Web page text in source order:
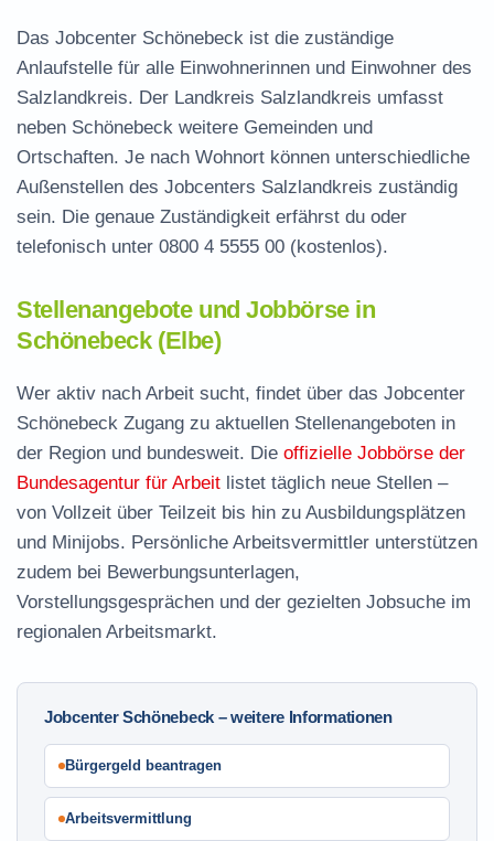
Das Jobcenter Schönebeck ist die zuständige
Anlaufstelle für alle Einwohnerinnen und Einwohner des
Salzlandkreis. Der Landkreis Salzlandkreis umfasst
neben Schönebeck weitere Gemeinden und
Ortschaften. Je nach Wohnort können unterschiedliche
Außenstellen des Jobcenters Salzlandkreis zuständig
sein. Die genaue Zuständigkeit erfährst du oder
telefonisch unter 0800 4 5555 00 (kostenlos).
Stellenangebote und Jobbörse in
Schönebeck (Elbe)
Wer aktiv nach Arbeit sucht, findet über das Jobcenter
Schönebeck Zugang zu aktuellen Stellenangeboten in
der Region und bundesweit. Die offizielle Jobbörse der
Bundesagentur für Arbeit listet täglich neue Stellen –
von Vollzeit über Teilzeit bis hin zu Ausbildungsplätzen
und Minijobs. Persönliche Arbeitsvermittler unterstützen
zudem bei Bewerbungsunterlagen,
Vorstellungsgesprächen und der gezielten Jobsuche im
regionalen Arbeitsmarkt.
Jobcenter Schönebeck – weitere Informationen
Bürgergeld beantragen
Arbeitsvermittlung